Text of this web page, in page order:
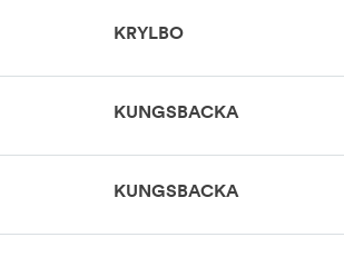
KRYLBO
KUNGSBACKA
KUNGSBACKA